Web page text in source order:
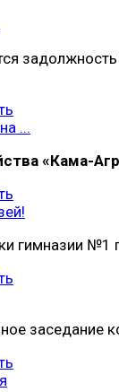
...
«Кама-
гимназии №1
заседание